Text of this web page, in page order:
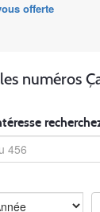
offerte
numéros